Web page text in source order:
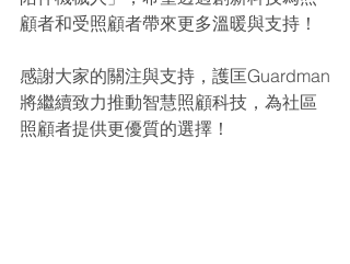
顧者和受照顧者帶來更多溫暖與支持！
感謝大家的關注與支持，護匡Guardman
將繼續致力推動智慧照顧科技，為社區
照顧者提供更優質的選擇！